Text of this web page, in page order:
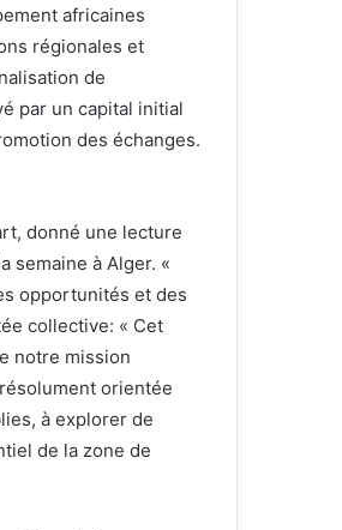
africaines
régionales et
de
par un capital initial
des échanges.
donné une lecture
semaine à Alger. «
opportunités et des
collective: « Cet
notre mission
orientée
à explorer de
de la zone de